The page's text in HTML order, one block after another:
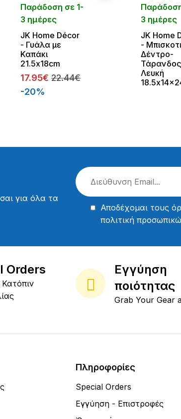
Παράδοση σε 1-
3 ημέρες
JK Home Décor
- Γυάλα με
Καπάκι
21.5x18cm
17.95€ 22.44€
-20%
3 ημέρες
JK Home
-
Δέντρο-
Τάρανδος
Λευκή
για όλα τα
Αποδέχομαι τους
πολιτική
Orders
Εγγύηση
ποιότητας
Grab Your Gear
Πληροφορίες
Special Orders
Εγγύηση - Επιστροφές